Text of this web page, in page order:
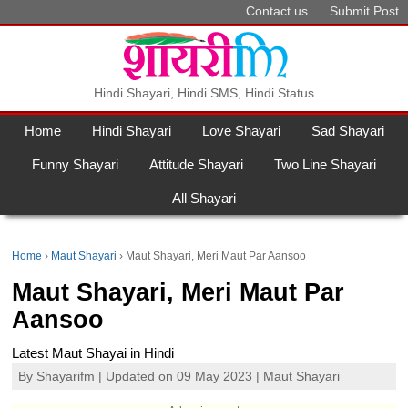
Contact us Submit Post
Hindi Shayari, Hindi SMS, Hindi Status
Home Hindi Shayari Love Shayari Sad Shayari
Funny Shayari Attitude Shayari Two Line Shayari
All Shayari
Home Maut Shayari Maut Shayari, Meri Maut Par Aansoo
Maut Shayari, Meri Maut Par
Aansoo
Latest Maut Shayai in Hindi
By Shayarifm | Updated on 09 May 2023 | Maut Shayari